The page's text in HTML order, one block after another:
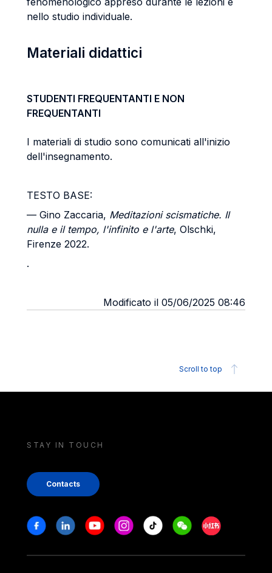
nello studio individuale.
Materiali didattici
STUDENTI FREQUENTANTI E NON
FREQUENTANTI
I materiali di studio sono comunicati all'inizio
dell'insegnamento.
TESTO BASE:
— Gino Zaccaria, Meditazioni scismatiche. Il
nulla e il tempo, l'infinito e l'arte, Olschki,
Firenze 2022.
.
Modificato il 05/06/2025 08:46
Scroll to top
STAY IN TOUCH
Contacts
Stay in touch
FacebookLinkedinYoutubeInstagram
Tiktok WeechatXiaohongshu/